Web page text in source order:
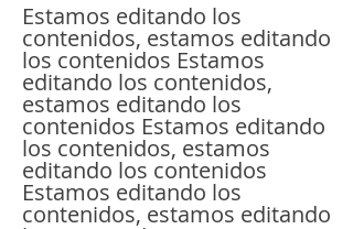
Estamos editando los
contenidos, estamos editando
los contenidos Estamos
editando los contenidos,
estamos editando los
contenidos Estamos editando
los contenidos, estamos
editando los contenidos
Estamos editando los
contenidos, estamos editando